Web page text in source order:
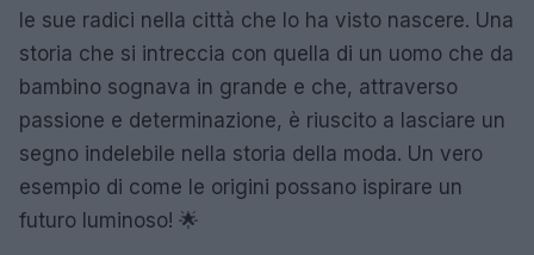
le sue radici nella città che lo ha visto nascere. Una
storia che si intreccia con quella di un uomo che da
bambino sognava in grande e che, attraverso
passione e determinazione, è riuscito a lasciare un
segno indelebile nella storia della moda. Un vero
esempio di come le origini possano ispirare un
futuro luminoso! 🌟